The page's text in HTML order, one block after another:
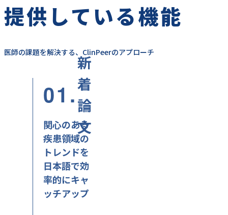
提供している機能
医師の課題を解決する、ClinPeerのアプローチ
01.
新
着
論
文
関心のある
疾患領域の
トレンドを
日本語で効
率的にキャ
ッチアップ